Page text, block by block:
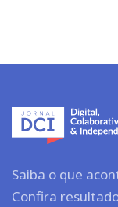
Saiba o que
Confira